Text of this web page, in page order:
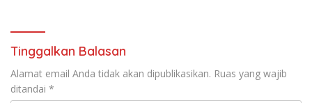
Tinggalkan Balasan
Alamat email Anda tidak akan dipublikasikan. Ruas yang wajib
ditandai *